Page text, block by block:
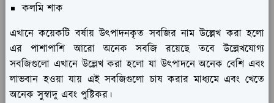
কলমি শাক
এখানে কয়েকটি বর্ষায় উৎপাদনকৃত সবজির নাম উল্লেখ করা হলো
এর পাশাপাশি আরো অনেক সবজি রয়েছে তবে উল্লেখযোগ্য
সবজিগুলো এখানে উল্লেখ করা হলো যা উৎপাদনে অনেক বেশি এবং
লাভবান হওয়া যায় এই সবজিগুলো চাষ করার মাধ্যমে এবং খেতে
অনেক সুস্বাদু এবং পুষ্টিকর।